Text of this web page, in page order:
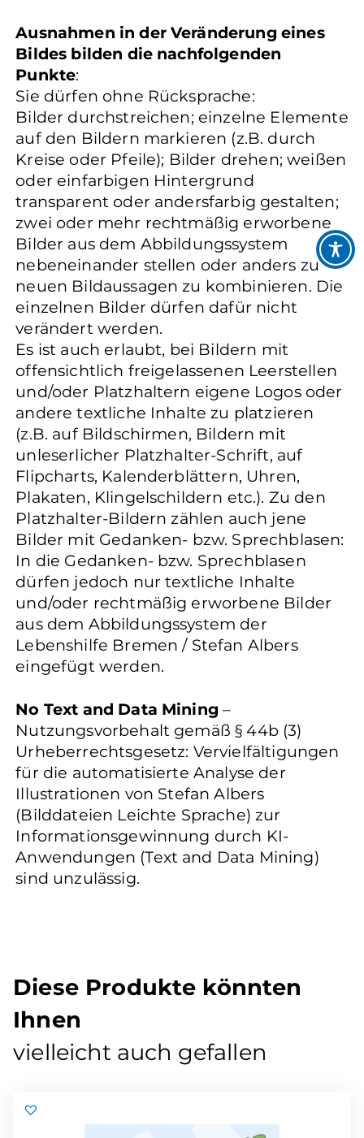
Ausnahmen in der Veränderung eines
Bildes bilden die nachfolgenden
Punkte:
Sie dürfen ohne Rücksprache:
Bilder durchstreichen; einzelne Elemente
auf den Bildern markieren (z.B. durch
Kreise oder Pfeile); Bilder drehen; weißen
oder einfarbigen Hintergrund
transparent oder andersfarbig gestalten;
zwei oder mehr rechtmäßig erworbene
Bilder aus dem Abbildungssystem
nebeneinander stellen oder anders zu
neuen Bildaussagen zu kombinieren. Die
einzelnen Bilder dürfen dafür nicht
verändert werden.
Es ist auch erlaubt, bei Bildern mit
offensichtlich freigelassenen Leerstellen
und/oder Platzhaltern eigene Logos oder
andere textliche Inhalte zu platzieren
(z.B. auf Bildschirmen, Bildern mit
unleserlicher Platzhalter-Schrift, auf
Flipcharts, Kalenderblättern, Uhren,
Plakaten, Klingelschildern etc.). Zu den
Platzhalter-Bildern zählen auch jene
Bilder mit Gedanken- bzw. Sprechblasen:
In die Gedanken- bzw. Sprechblasen
dürfen jedoch nur textliche Inhalte
und/oder rechtmäßig erworbene Bilder
aus dem Abbildungssystem der
Lebenshilfe Bremen / Stefan Albers
eingefügt werden.
No Text and Data Mining –
Nutzungsvorbehalt gemäß § 44b (3)
Urheberrechtsgesetz: Vervielfältigungen
für die automatisierte Analyse der
Illustrationen von Stefan Albers
(Bilddateien Leichte Sprache) zur
Informationsgewinnung durch KI-
Anwendungen (Text and Data Mining)
sind unzulässig.
Diese Produkte könnten
Ihnen
vielleicht auch gefallen